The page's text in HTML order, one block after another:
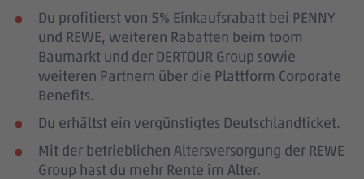
Du profitierst von 5% Einkaufsrabatt bei PENNY
und REWE, weiteren Rabatten beim toom
Baumarkt und der DERTOUR Group sowie
weiteren Partnern über die Plattform Corporate
Benefits.
Du erhältst ein vergünstigtes Deutschlandticket.
Mit der betrieblichen Altersversorgung der REWE
Group hast du mehr Rente im Alter.